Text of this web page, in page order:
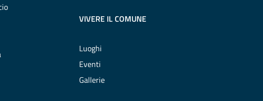
VIVERE IL COMUNE
Luoghi
Eventi
Gallerie